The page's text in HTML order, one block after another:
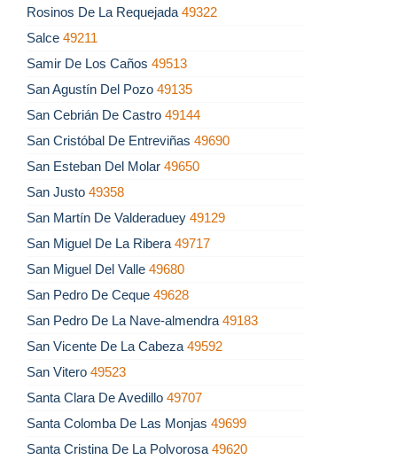
Rosinos De La Requejada 49322
Salce 49211
Samir De Los Caños 49513
San Agustín Del Pozo 49135
San Cebrián De Castro 49144
San Cristóbal De Entreviñas 49690
San Esteban Del Molar 49650
San Justo 49358
San Martín De Valderaduey 49129
San Miguel De La Ribera 49717
San Miguel Del Valle 49680
San Pedro De Ceque 49628
San Pedro De La Nave-almendra 49183
San Vicente De La Cabeza 49592
San Vitero 49523
Santa Clara De Avedillo 49707
Santa Colomba De Las Monjas 49699
Santa Cristina De La Polvorosa 49620